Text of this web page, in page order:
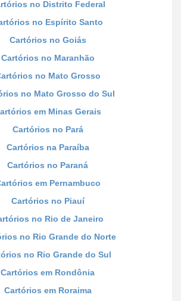
no Distrito Federal
no Espírito Santo
Cartórios no Goiás
Cartórios no Maranhão
no Mato Grosso
no Mato Grosso do Sul
em Minas Gerais
Cartórios no Pará
Cartórios na Paraíba
Cartórios no Paraná
em Pernambuco
Cartórios no Piauí
no Rio de Janeiro
no Rio Grande do Norte
no Rio Grande do Sul
Cartórios em Rondônia
Cartórios em Roraima